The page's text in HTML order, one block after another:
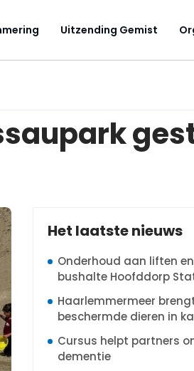
Uitzending Gemist
Het laatste nieuws
Onderhoud aan liften
bushalte Hoofddorp
Haarlemmermeer
beschermde dieren in
Cursus helpt partners
dementie